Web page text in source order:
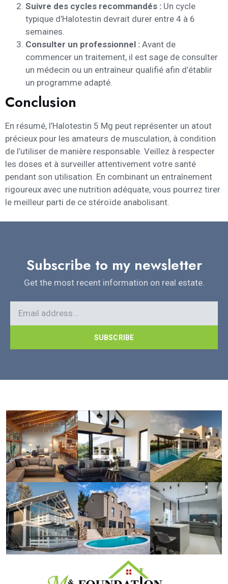
Suivre des cycles recommandés : Un cycle
typique d’Halotestin devrait durer entre 4 à 6
semaines.
Consulter un professionnel : Avant de
commencer un traitement, il est sage de consulter
un médecin ou un entraîneur qualifié afin d’établir
un programme adapté.
Conclusion
En résumé, l’Halotestin 5 Mg peut représenter un atout
précieux pour les amateurs de musculation, à condition
de l’utiliser de manière responsable. Veillez à respecter
les doses et à surveiller attentivement votre santé
pendant son utilisation. En combinant un entraînement
rigoureux avec une nutrition adéquate, vous pourrez tirer
le meilleur parti de ce stéroïde anabolisant.
Subscribe to my newsletter
Get the most recent information on real estate.
SUBSCRIBE